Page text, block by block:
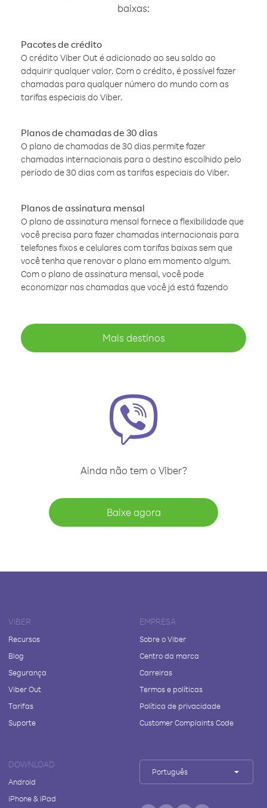
baixas:
Pacotes de crédito
O crédito Viber Out é adicionado ao seu saldo ao
adquirir qualquer valor. Com o crédito, é possível fazer
chamadas para qualquer número do mundo com as
tarifas especiais do Viber.
Planos de chamadas de 30 dias
O plano de chamadas de 30 dias permite fazer
chamadas internacionais para o destino escolhido pelo
período de 30 dias com as tarifas especiais do Viber.
Planos de assinatura mensal
O plano de assinatura mensal fornece a flexibilidade que
você precisa para fazer chamadas internacionais para
telefones fixos e celulares com tarifas baixas sem que
você tenha que renovar o plano em momento algum.
Com o plano de assinatura mensal, você pode
economizar nas chamadas que você já está fazendo
Mais destinos
Ainda não tem o Viber?
Baixe agora
VIBER
Recursos
Blog
Segurança
Viber Out
Tarifas
Suporte
EMPRESA
Sobre o Viber
Centro da marca
Carreiras
Termos e políticas
Política de privacidade
Customer Complaints Code
DOWNLOAD
Android
iPhone & iPad
Português